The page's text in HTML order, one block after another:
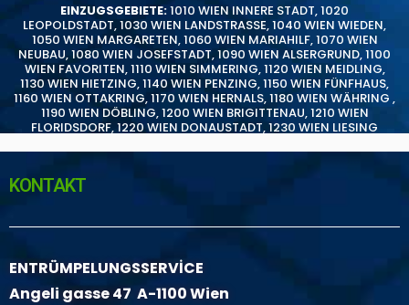
EINZUGSGEBIETE:1010 WIEN INNERE STADT,1020
LEOPOLDSTADT,1030 WIEN LANDSTRASSE,1040 WIEN WIEDEN,
1050 WIEN MARGARETEN,1060 WIEN MARIAHILF,1070 WIEN
NEUBAU,1080 WIEN JOSEFSTADT,1090 WIEN ALSERGRUND,1100
WIEN FAVORITEN,1110 WIEN SIMMERING,1120 WIEN MEIDLING,
1130 WIEN HIETZING,1140 WIEN PENZING,1150 WIEN FÜNFHAUS,
1160 WIEN OTTAKRING,1170 WIEN HERNALS,1180 WIEN WÄHRING ,
1190 WIEN DÖBLING,1200 WIEN BRIGITTENAU,1210 WIEN
FLORIDSDORF,1220 WIEN DONAUSTADT,1230 WIEN LIESING
KONTAKT
ENTRÜMPELUNGSSERVİCE
Angeli gasse 47 A-1100 Wien